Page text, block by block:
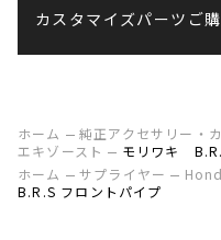
カスタマイズパーツご
ホーム 純正アクセサリー・
エキゾースト
モリワキ
ホーム
サプライヤー
B.R.S フロントパイプ